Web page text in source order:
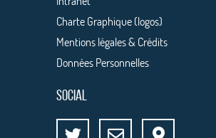
Charte Graphique (logos)
Mentions légales & Crédits
Données Personnelles
SOCIAL